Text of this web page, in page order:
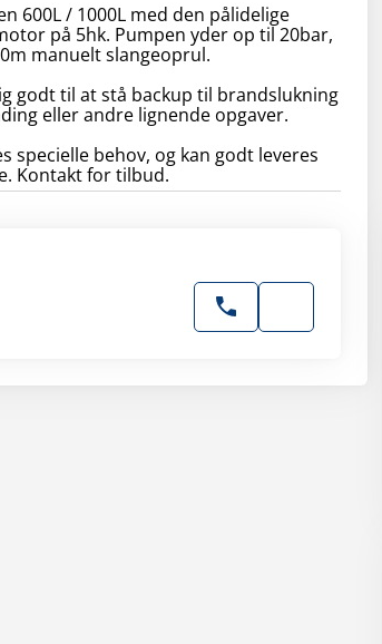
600L / 1000L med den pålidelige
på 5hk. Pumpen yder op til 20bar,
manuelt slangeoprul.
godt til at stå backup til brandslukning
eller andre lignende opgaver.
specielle behov, og kan godt leveres
Kontakt for tilbud.